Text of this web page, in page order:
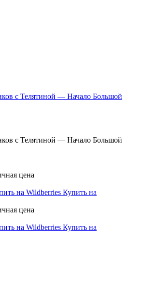
с Телятиной — Начало Большой
с Телятиной — Начало Большой
цена
на Wildberries Купить на
цена
на Wildberries Купить на